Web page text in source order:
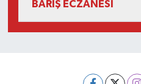
BARIŞ ECZANESİ